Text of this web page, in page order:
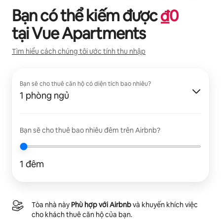
Bạn có thể kiếm được₫0
tạiVue Apartments
Tìm hiểu cách chúng tôi ước tính thu nhập
Bạn sẽ cho thuê căn hộ có diện tích bao nhiêu?
1 phòng ngủ
Bạn sẽ cho thuê bao nhiêu đêm trên Airbnb?
1 đêm
Tòa nhà này Phù hợp với Airbnbvà khuyến khích việc
cho khách thuê căn hộ của bạn.